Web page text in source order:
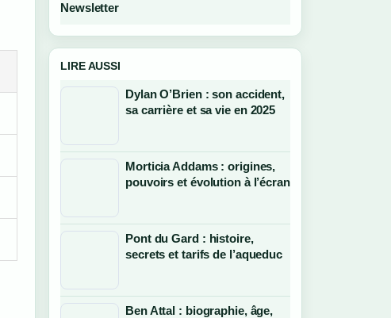
Newsletter
LIRE AUSSI
Dylan O’Brien : son accident,
sa carrière et sa vie en 2025
Morticia Addams : origines,
pouvoirs et évolution à l’écran
Pont du Gard : histoire,
secrets et tarifs de l’aqueduc
Ben Attal : biographie, âge,